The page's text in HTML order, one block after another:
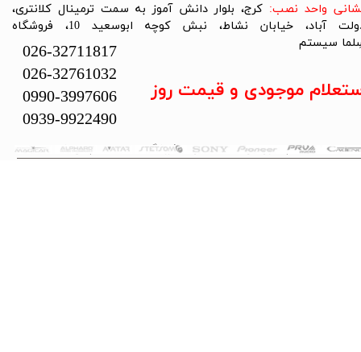
تمام حقوق این سایت متعلق به فروشگاه سلما سیستم می‌باشد.
واحد نصب: کرج، بلوار دانش آموز به سمت ترمینال کلانتری،
دولت آباد، خیابان نشاط، نبش کوچه ابوسعید 10، فروشگاه
سیستم​​​​​​​
026-32711817
026-32761032
0990-3997606
0939-9922490
موجودی و قیمت روز